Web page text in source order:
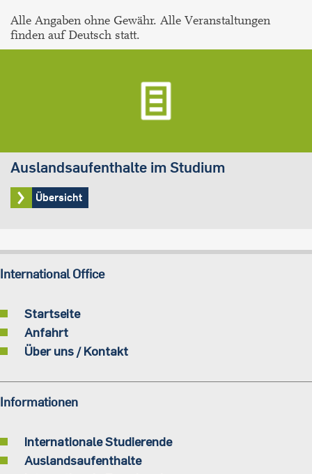
Alle Angaben ohne Gewähr. Alle Veranstaltungen
finden auf Deutsch statt.
Auslandsaufenthalte im Studium
Übersicht
International Office
Startseite
Anfahrt
Über uns / Kontakt
Informationen
Internationale Studierende
Auslandsaufenthalte